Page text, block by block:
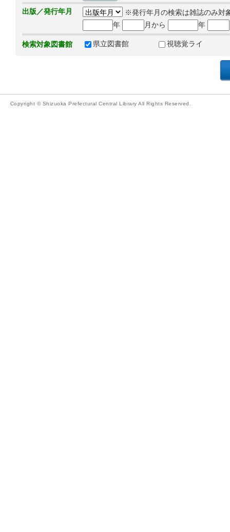
出版／発行年月
※発行年月の検索は雑誌のみ対
年
月から 年
検索対象図書館 県立図書館 視聴覚ライ
Copyright © Shizuoka Prefectural Central Library All Rights Reserved.